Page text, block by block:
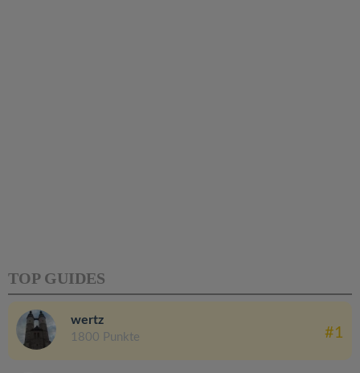
TOP GUIDES
wertz
1800 Punkte #1